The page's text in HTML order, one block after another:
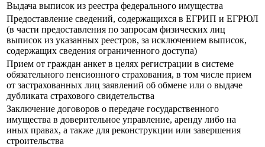
Выдача выписок из реестра федерального имущества
Предоставление сведений, содержащихся в ЕГРИП и ЕГРЮЛ
(в части предоставления по запросам физических лиц
выписок из указанных реестров, за исключением выписок,
содержащих сведения ограниченного доступа)
Прием от граждан анкет в целях регистрации в системе
обязательного пенсионного страхования, в том числе прием
от застрахованных лиц заявлений об обмене или о выдаче
дубликата страхового свидетельства
Заключение договоров о передаче государственного
имущества в доверительное управление, аренду либо на
иных правах, а также для реконструкции или завершения
строительства